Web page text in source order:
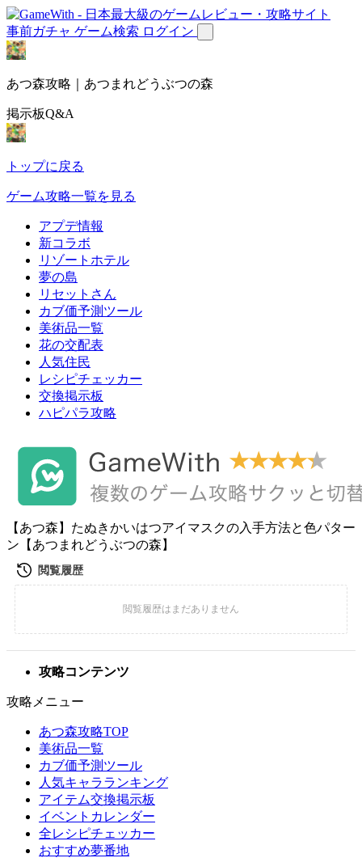
事前ガチャ ゲーム検索 ログイン
あつ森攻略｜あつまれどうぶつの森
掲示板Q&A
トップに戻る
ゲーム攻略一覧を見る
アプデ情報
新コラボ
リゾートホテル
夢の島
リセットさん
カブ価予測ツール
美術品一覧
花の交配表
人気住民
レシピチェッカー
交換掲示板
ハピパラ攻略
【あつ森】たぬきかいはつアイマスクの入手方法と色パター
ン【あつまれどうぶつの森】
攻略コンテンツ
攻略メニュー
あつ森攻略TOP
美術品一覧
カブ価予測ツール
人気キャラランキング
アイテム交換掲示板
イベントカレンダー
全レシピチェッカー
おすすめ夢番地